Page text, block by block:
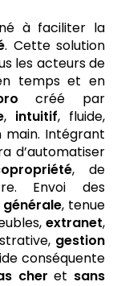
à faciliter la
. Cette solution
les acteurs de
temps et en
créé par
, intuitif, fluide,
Intégrant
d’automatiser
, de
Envoi des
, tenue
extranet,
gestion
conséquente
cher et sans